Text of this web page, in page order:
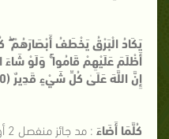
يَكَادُ الْبَرْقُ يَخْطَفُ أَبْصَارَهُمْ
أَظْلَمَ عَلَيْهِمْ قَامُوا ۚ وَلَوْ
إِنَّ اللَّهَ عَلَىٰ كُلِّ شَيْءٍ قَدِيرٌ (20)
كُلَّمَا أَضَاءَ : مد جائز منفصل 2 أو 4 أو 6 حركات